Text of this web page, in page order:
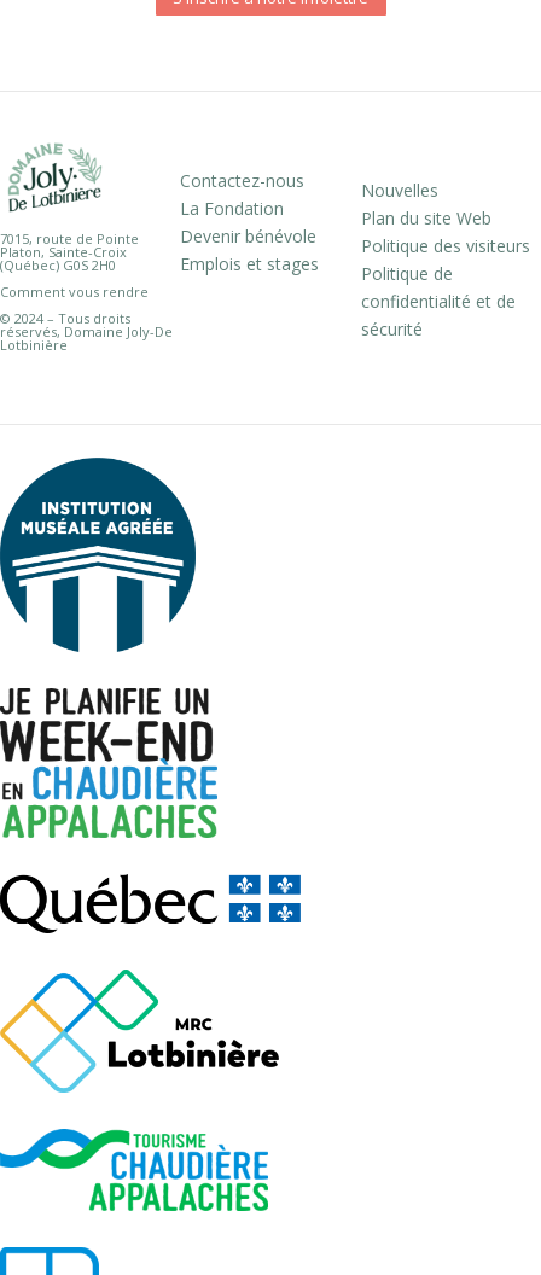
7015, route de Pointe
Platon, Sainte-Croix
(Québec) G0S 2H0
Comment vous rendre
© 2024 – Tous droits
réservés, Domaine Joly-De
Lotbinière
Contactez-nous
La Fondation
Devenir bénévole
Emplois et stages
Nouvelles
Plan du site Web
Politique des visiteurs
Politique de
confidentialité et de
sécurité